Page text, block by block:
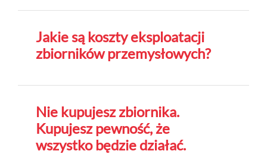
Jakie są koszty eksploatacji
zbiorników przemysłowych?
Nie kupujesz zbiornika.
Kupujesz pewność, że
wszystko będzie działać.